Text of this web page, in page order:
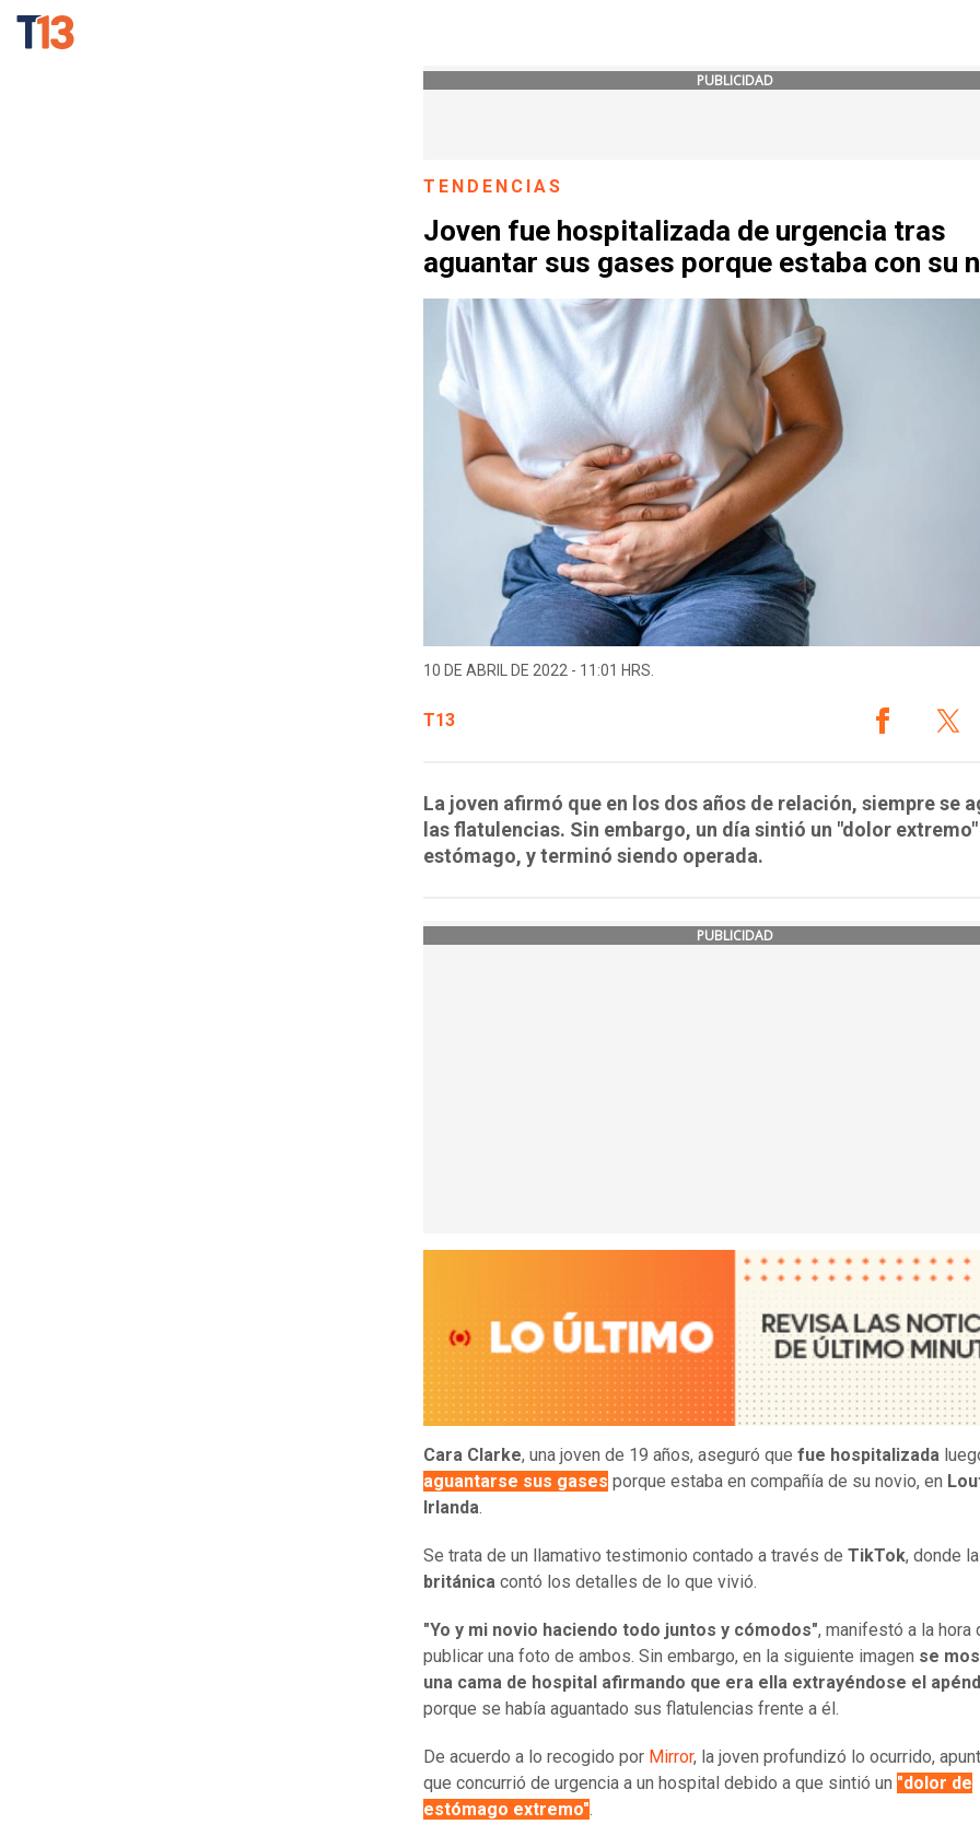
PUBLICIDAD
TENDENCIAS
Joven fue hospitalizada de urgencia tras
aguantar sus gases porque estaba con su
10 DE ABRIL DE 2022 - 11:01 HRS.
T13
La joven afirmó que en los dos años de relación, siempre se
las flatulencias. Sin embargo, un día sintió un "dolor
estómago, y terminó siendo operada.
PUBLICIDAD
Cara Clarke, una joven de 19 años, aseguró que fue hospitalizada
aguantarse sus gases porque estaba en compañía de su novio, en
Irlanda.
Se trata de un llamativo testimonio contado a través de TikTok, donde
británica contó los detalles de lo que vivió.
"Yo y mi novio haciendo todo juntos y cómodos", manifestó a la hora
publicar una foto de ambos. Sin embargo, en la siguiente imagen se
una cama de hospital afirmando que era ella extrayéndose el
porque se había aguantado sus flatulencias frente a él.
De acuerdo a lo recogido por Mirror, la joven profundizó lo ocurrido,
que concurrió de urgencia a un hospital debido a que sintió un "dolor de
estómago extremo".